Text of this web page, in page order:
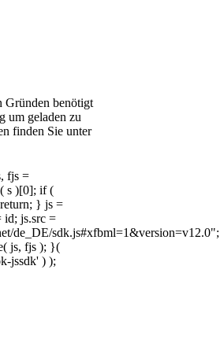
Gründen benötigt
um geladen zu
finden Sie unter
fjs =
s )[0]; if (
} js =
id; js.src =
de_DE/sdk.js#xfbml=1&version=v12.0";
js, fjs ); }(
jssdk' ) );